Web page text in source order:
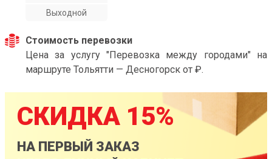
Выходной
Стоимость перевозки
Цена за услугу "Перевозка между городами" на
маршруте Тольятти — Десногорск от ₽.
СКИДКА 15%
НА ПЕРВЫЙ ЗАКАЗ